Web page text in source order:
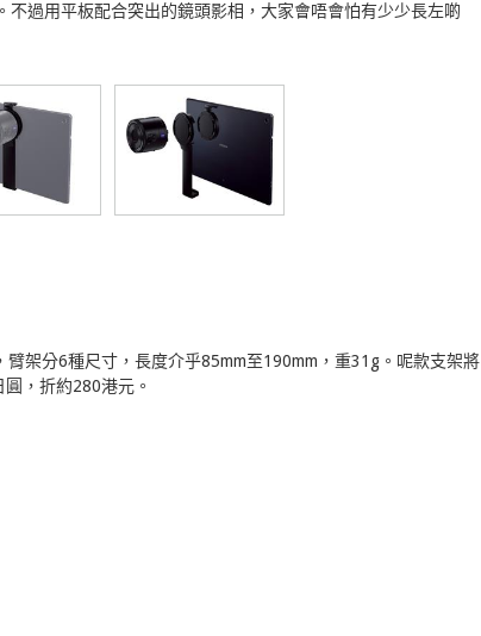
不過用平板配合突出的鏡頭影相，大家會唔會怕有少少長左啲
臂架分6種尺寸，長度介乎85mm至190mm，重31g。呢款支架將
，折約280港元。